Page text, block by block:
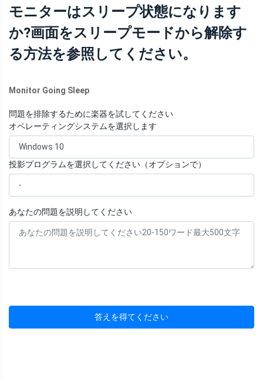
モニターはスリープ状態になります
か?画面をスリープモードから解除す
る方法を参照してください。
Monitor Going Sleep
問題を排除するために楽器を試してください
オペレーティングシステムを選択します
投影プログラムを選択してください（オプションで）
あなたの問題を説明してください
答えを得てください